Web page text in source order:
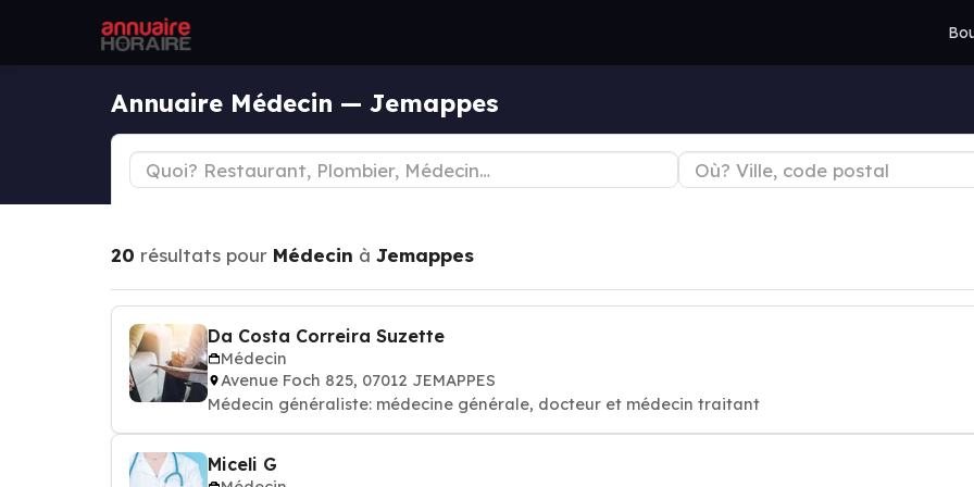
Annuaire Médecin — Jemappes
20 résultats pour Médecin à Jemappes
Da Costa Correira Suzette
Médecin
Avenue Foch 825, 07012 JEMAPPES
Médecin généraliste: médecine générale, docteur et médecin traitant
Miceli G